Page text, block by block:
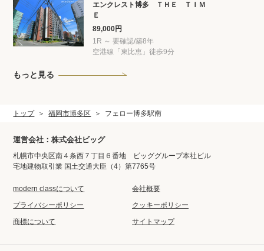
エンクレスト博多 ＴＨＥ ＴＩＭ
Ｅ
89,000円
1R ～ 要確認/築8年
空港線「東比恵」徒歩9分
もっと見る
トップ 福岡市博多区 フェロー博多駅南
運営会社：株式会社ビッグ
札幌市中央区南４条西７丁目６番地 ビッググループ本社ビル
宅地建物取引業 国土交通大臣（4）第7765号
modern classについて
会社概要
プライバシーポリシー
クッキーポリシー
商標について
サイトマップ